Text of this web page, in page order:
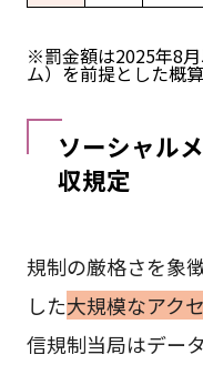
※罰金額は2025年8
ム）を前提とした概算
ソーシャル
収規定
規制の厳格さを象
した大規模なアク
信規制当局はデー